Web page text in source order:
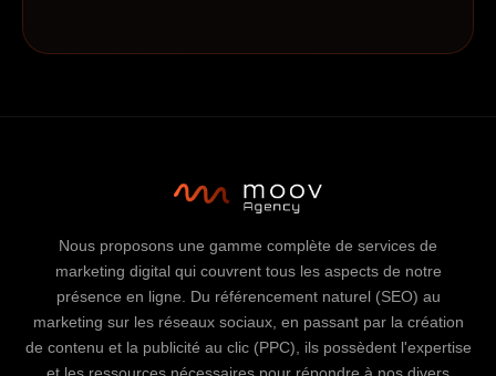
Nous proposons une gamme complète de services de
marketing digital qui couvrent tous les aspects de notre
présence en ligne. Du référencement naturel (SEO) au
marketing sur les réseaux sociaux, en passant par la création
de contenu et la publicité au clic (PPC), ils possèdent l'expertise